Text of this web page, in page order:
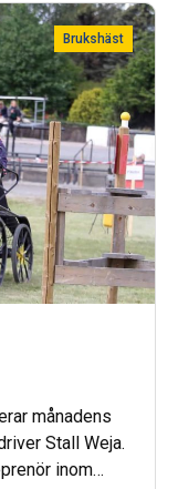
Brukshäst
månadens
Stall Weja.
inom